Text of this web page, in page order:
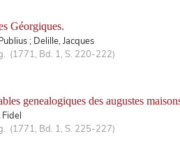
Géorgiques.
; Delille, Jacques
(1771, Bd. 1, S. 220-222)
genealogiques des augustes
(1771, Bd. 1, S. 225-227)